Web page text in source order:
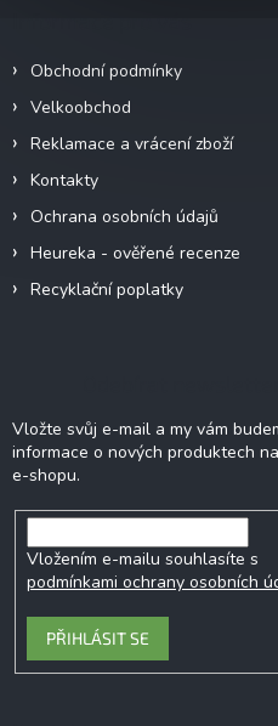
Obchodní podmínky
Velkoobchod
Reklamace a vrácení zboží
Kontakty
Ochrana osobních údajů
Heureka - ověřené recenze
Recyklační poplatky
Vložte svůj e-mail a my vám
informace o nových produktech
e-shopu.
Vložením e-mailu souhlasíte s
podmínkami ochrany osobních
PŘIHLÁSIT SE